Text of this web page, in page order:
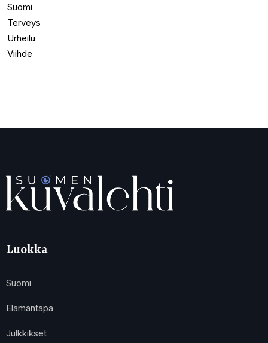
Suomi
Terveys
Urheilu
Viihde
Luokka
Suomi
Elamantapa
Julkkikset